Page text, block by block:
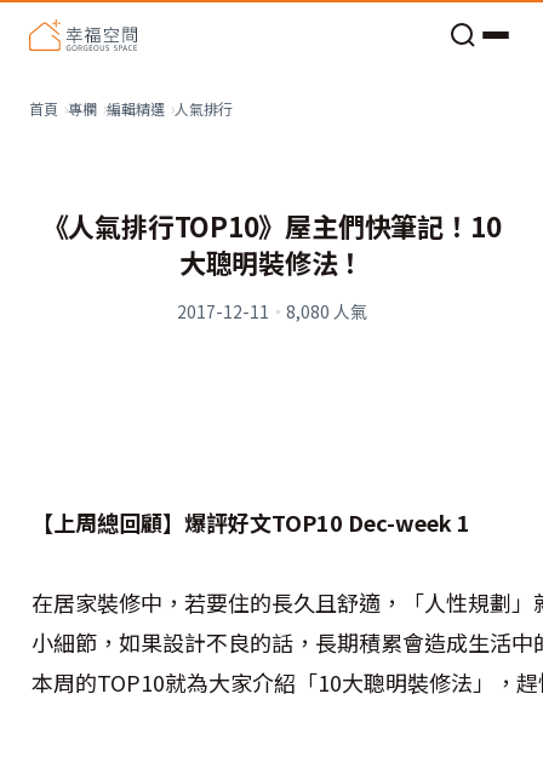
首頁 專欄 編輯精選 人氣排行
《人氣排行TOP10》屋主們快筆記！10
大聰明裝修法！
2017-12-11 · 8,080 人氣
【上周總回顧】爆評好文TOP10 Dec-week 1
在居家裝修中，若要住的長久且舒適，「人性規劃
小細節，如果設計不良的話，長期積累會造成生活
本周的TOP10就為大家介紹「10大聰明裝修法」，